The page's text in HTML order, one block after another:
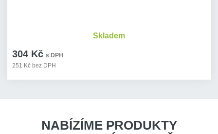
304 Kč s DPH
251 Kč bez DPH
Skladem
NABÍZÍME PRODUKTY